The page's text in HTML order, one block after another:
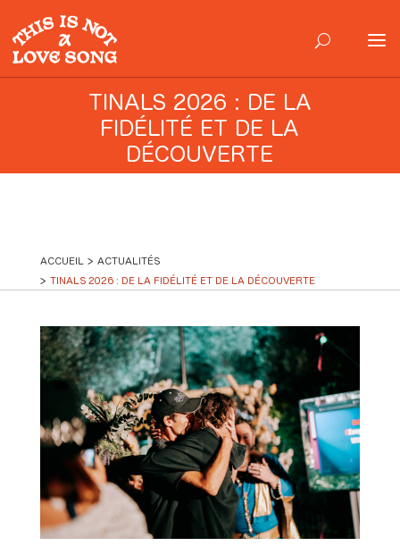
TINALS 2026 : DE LA
FIDÉLITÉ ET DE LA
DÉCOUVERTE
ACCUEIL ACTUALITÉS
TINALS 2026 : DE LA FIDÉLITÉ ET DE LA DÉCOUVERTE